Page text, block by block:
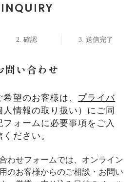
INQUIRY
確認 送信完了
問い合わせ
望のお客様は、 プライバ
人情報の取り扱い）にご同
ォームに必要事項をご入
ださい。
わせフォームでは、オンライン
のお客様からのご相談・お問い